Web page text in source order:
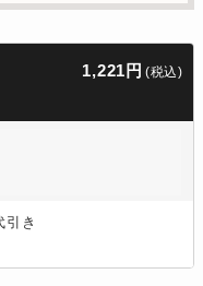
1,221円 (税込)
引き